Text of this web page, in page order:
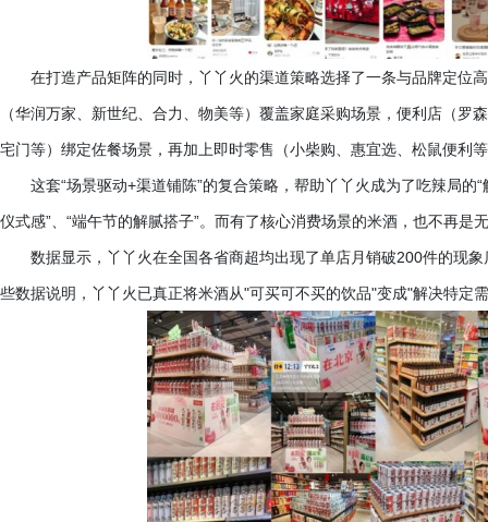
在打造产品矩阵的同时，丫丫火的渠道策略选择了一条与品牌定位
（华润万家、新世纪、合力、物美等）覆盖家庭采购场景，便利店（
宅门等）绑定佐餐场景，再加上即时零售（小柴购、惠宜选、松鼠便利
这套“场景驱动+渠道铺陈”的复合策略，帮助丫丫火成为了吃辣局的
仪式感”、“端午节的解腻搭子”。而有了核心消费场景的米酒，也不再是
数据显示，丫丫火在全国各省商超均出现了单店月销破200件的现
些数据说明，丫丫火已真正将米酒从"可买可不买的饮品"变成"解决特定